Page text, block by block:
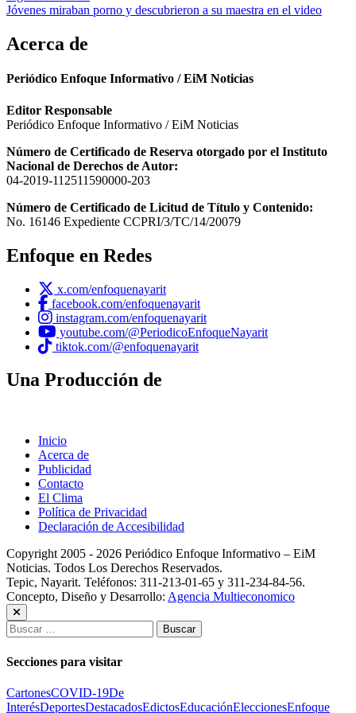
Jóvenes miraban porno y descubrieron a su maestra en el video
Acerca de
Periódico Enfoque Informativo / EiM Noticias
Editor Responsable
Periódico Enfoque Informativo / EiM Noticias
Número de Certificado de Reserva otorgado por el Instituto
Nacional de Derechos de Autor:
04-2019-112511590000-203
Número de Certificado de Licitud de Título y Contenido:
No. 16146 Expediente CCPRI/3/TC/14/20079
Enfoque en Redes
x.com/enfoquenayarit
facebook.com/enfoquenayarit
instagram.com/enfoquenayarit
youtube.com/@PeriodicoEnfoqueNayarit
tiktok.com/@enfoquenayarit
Una Producción de
Inicio
Acerca de
Publicidad
Contacto
El Clima
Política de Privacidad
Declaración de Accesibilidad
Copyright 2005 - 2026 Periódico Enfoque Informativo – EiM
Noticias. Todos Los Derechos Reservados.
Tepic, Nayarit. Teléfonos: 311-213-01-65 y 311-234-84-56.
Concepto, Diseño y Desarrollo: Agencia Multieconomico
Buscar:
Secciones para visitar
CartonesCOVID-19De
InterésDeportesDestacadosEdictosEducaciónEleccionesEnfoque